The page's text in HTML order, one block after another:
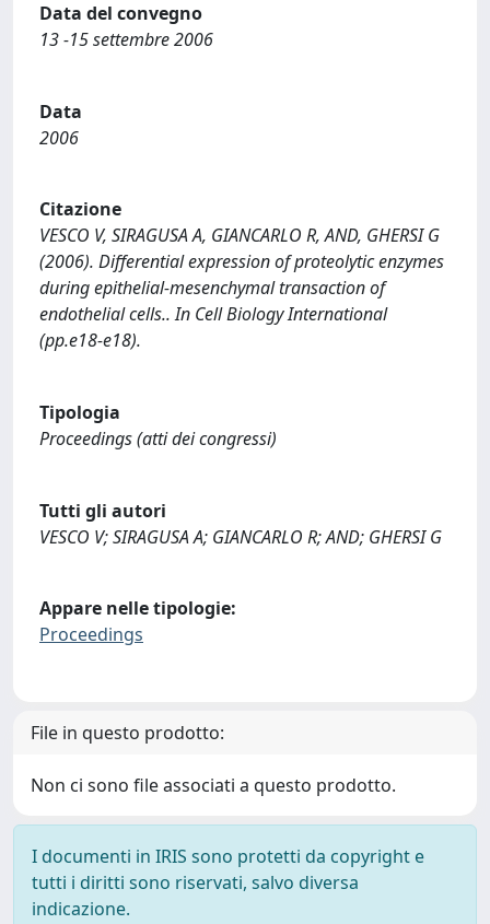
Data del convegno
13 -15 settembre 2006
Data
2006
Citazione
VESCO V, SIRAGUSA A, GIANCARLO R, AND, GHERSI G
(2006). Differential expression of proteolytic enzymes
during epithelial-mesenchymal transaction of
endothelial cells.. In Cell Biology International
(pp.e18-e18).
Tipologia
Proceedings (atti dei congressi)
Tutti gli autori
VESCO V; SIRAGUSA A; GIANCARLO R; AND; GHERSI G
Appare nelle tipologie:
Proceedings
File in questo prodotto:
Non ci sono file associati a questo prodotto.
I documenti in IRIS sono protetti da copyright e
tutti i diritti sono riservati, salvo diversa
indicazione.